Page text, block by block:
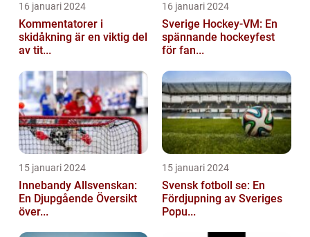
16 januari 2024
Kommentatorer i
skidåkning är en viktig del
av tit...
16 januari 2024
Sverige Hockey-VM: En
spännande hockeyfest
för fan...
15 januari 2024
Innebandy Allsvenskan:
En Djupgående Översikt
över...
15 januari 2024
Svensk fotboll se: En
Fördjupning av Sveriges
Popu...